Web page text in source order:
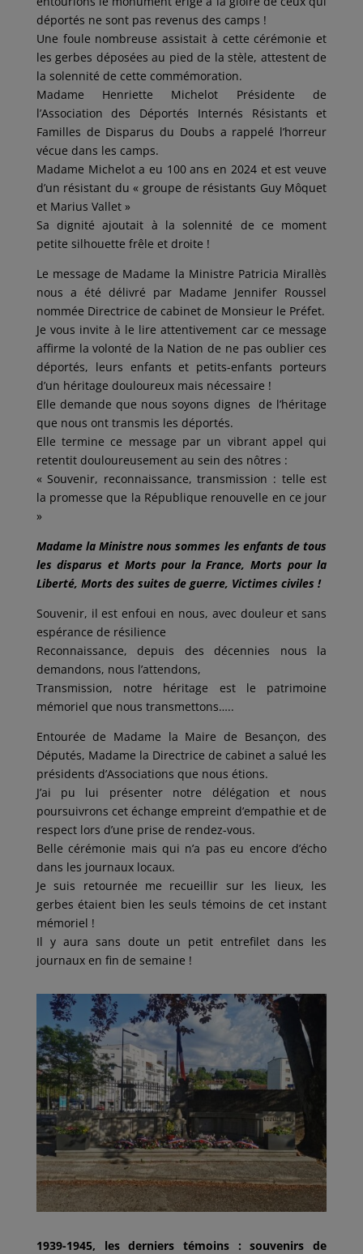
déportés ne sont pas revenus des camps !
Une foule nombreuse assistait à cette cérémonie et
les gerbes déposées au pied de la stèle, attestent de
la solennité de cette commémoration.
Madame Henriette Michelot Présidente de
l’Association des Déportés Internés Résistants et
Familles de Disparus du Doubs a rappelé l’horreur
vécue dans les camps.
Madame Michelot a eu 100 ans en 2024 et est veuve
d’un résistant du « groupe de résistants Guy Môquet
et Marius Vallet »
Sa dignité ajoutait à la solennité de ce moment
petite silhouette frêle et droite !
Le message de Madame la Ministre Patricia Mirallès
nous a été délivré par Madame Jennifer Roussel
nommée Directrice de cabinet de Monsieur le Préfet.
Je vous invite à le lire attentivement car ce message
affirme la volonté de la Nation de ne pas oublier ces
déportés, leurs enfants et petits-enfants porteurs
d’un héritage douloureux mais nécessaire !
Elle demande que nous soyons dignes de l’héritage
que nous ont transmis les déportés.
Elle termine ce message par un vibrant appel qui
retentit douloureusement au sein des nôtres :
« Souvenir, reconnaissance, transmission : telle est
la promesse que la République renouvelle en ce jour
»
Madame la Ministre nous sommes les enfants de tous
les disparus et Morts pour la France, Morts pour la
Liberté, Morts des suites de guerre, Victimes civiles !
Souvenir, il est enfoui en nous, avec douleur et sans
espérance de résilience
Reconnaissance, depuis des décennies nous la
demandons, nous l’attendons,
Transmission, notre héritage est le patrimoine
mémoriel que nous transmettons…..
Entourée de Madame la Maire de Besançon, des
Députés, Madame la Directrice de cabinet a salué les
présidents d’Associations que nous étions.
J’ai pu lui présenter notre délégation et nous
poursuivrons cet échange empreint d’empathie et de
respect lors d’une prise de rendez-vous.
Belle cérémonie mais qui n’a pas eu encore d’écho
dans les journaux locaux.
Je suis retournée me recueillir sur les lieux, les
gerbes étaient bien les seuls témoins de cet instant
mémoriel !
Il y aura sans doute un petit entrefilet dans les
journaux en fin de semaine !
1939-1945, les derniers témoins : souvenirs de